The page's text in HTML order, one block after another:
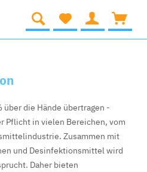
die Hände übertragen -
Pflicht in vielen Bereichen, vom
Zusammen mit
und Desinfektionsmittel wird
Daher bieten